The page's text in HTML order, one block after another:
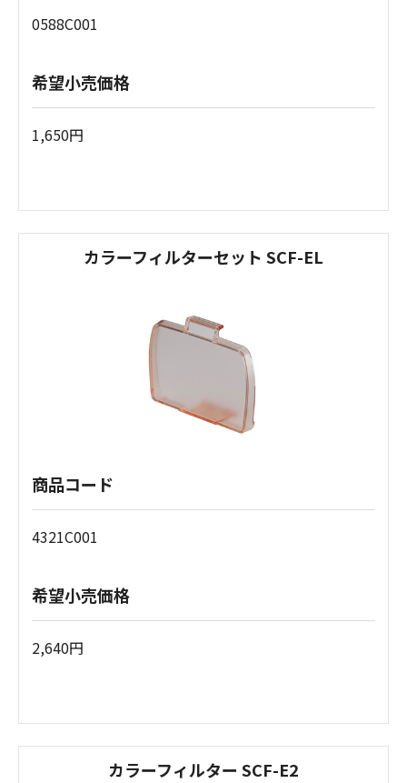
0588C001
希望小売価格
1,650円
カラーフィルターセット SCF-EL
商品コード
4321C001
希望小売価格
2,640円
カラーフィルター SCF-E2